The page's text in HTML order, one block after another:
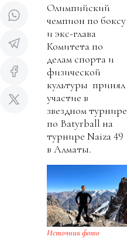
Олимпийский
чемпион по боксу
и экс-глава
Комитета по
делам спорта и
физической
культуры принял
участие в
звездном турнире
по Batyrball на
турнире Naiza 49
в Алматы.
Источник фото